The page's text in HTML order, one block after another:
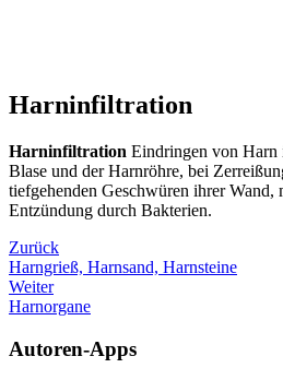
Harninfiltration
Harninfiltration Eindringen von Harn
Blase und der Harnröhre, bei
tiefgehenden Geschwüren ihrer Wand,
Entzündung durch Bakterien.
Zurück
Harngrieß, Harnsand, Harnsteine
Weiter
Harnorgane
Autoren-Apps